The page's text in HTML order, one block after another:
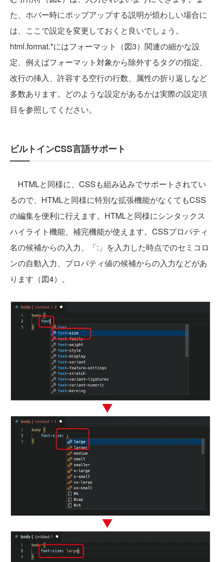
た、ホバー時にポップアップする説明が煩わしい場合に
は、ここで設定を変更しておくと良いでしょう。
html.format.*にはフォーマット（図3）関連の細かな設
定、例えばフォーマット対象から除外するタグの指定、
改行の挿入、許容する空行の行数、属性の折り返しなど
多数あります。どのような設定があるかは実際の設定項
目を参照してください。
ビルトインCSS言語サポート
HTMLと同様に、CSSも組み込みでサポートされてい
るので、HTMLと同様に特別な拡張機能がなくてもCSS
の編集を便利に行えます。HTMLと同様にシンタックス
ハイライト機能、補完機能が使えます。CSSプロパティ
名の候補からの入力、「:」を入力した時点でのセミコロ
ンの自動入力、プロパティ値の候補からの入力などがあ
ります（図4）。